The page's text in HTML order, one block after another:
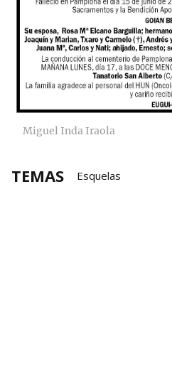
Miguel Inda Iraola
TEMAS Esquelas